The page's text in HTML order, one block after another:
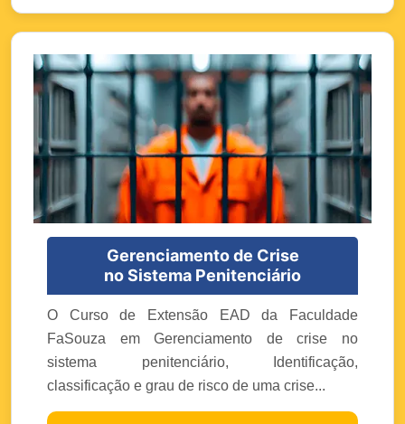
Gerenciamento de Crise
no Sistema Penitenciário
O Curso de Extensão EAD da Faculdade
FaSouza em Gerenciamento de crise no
sistema penitenciário, Identificação,
classificação e grau de risco de uma crise...